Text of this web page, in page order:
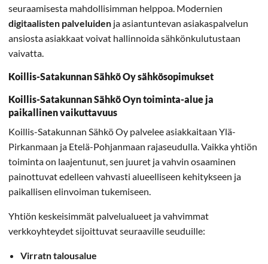
seuraamisesta mahdollisimman helppoa. Modernien
digitaalisten palveluiden ja asiantuntevan asiakaspalvelun
ansiosta asiakkaat voivat hallinnoida sähkönkulutustaan
vaivatta.
Koillis-Satakunnan Sähkö Oy sähkösopimukset
Koillis-Satakunnan Sähkö Oyn toiminta-alue ja
paikallinen vaikuttavuus
Koillis-Satakunnan Sähkö Oy palvelee asiakkaitaan Ylä-
Pirkanmaan ja Etelä-Pohjanmaan rajaseudulla. Vaikka yhtiön
toiminta on laajentunut, sen juuret ja vahvin osaaminen
painottuvat edelleen vahvasti alueelliseen kehitykseen ja
paikallisen elinvoiman tukemiseen.
Yhtiön keskeisimmät palvelualueet ja vahvimmat
verkkoyhteydet sijoittuvat seuraaville seuduille:
Virratn talousalue